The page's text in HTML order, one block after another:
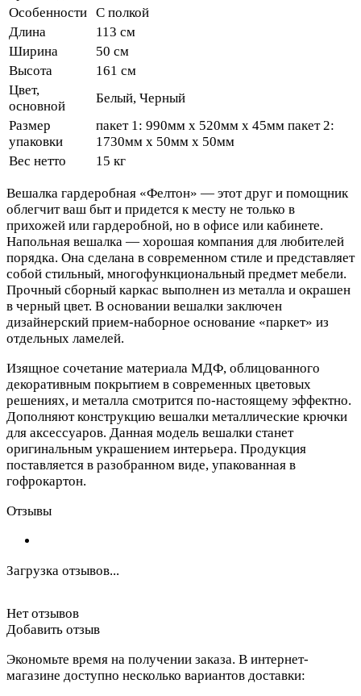
Особенности С полкой
Длина
113 см
Ширина
50 см
Высота
161 см
Цвет,
основной
Белый, Черный
Размер
упаковки
пакет 1: 990мм x 520мм x 45мм пакет 2:
1730мм x 50мм x 50мм
Вес нетто
15 кг
Вешалка гардеробная «Фелтон» — этот друг и помощник
облегчит ваш быт и придется к месту не только в
прихожей или гардеробной, но в офисе или кабинете.
Напольная вешалка — хорошая компания для любителей
порядка. Она сделана в современном стиле и представляет
собой стильный, многофункциональный предмет мебели.
Прочный сборный каркас выполнен из металла и окрашен
в черный цвет. В основании вешалки заключен
дизайнерский прием-наборное основание «паркет» из
отдельных ламелей.
Изящное сочетание материала МДФ, облицованного
декоративным покрытием в современных цветовых
решениях, и металла смотрится по-настоящему эффектно.
Дополняют конструкцию вешалки металлические крючки
для аксессуаров. Данная модель вешалки станет
оригинальным украшением интерьера. Продукция
поставляется в разобранном виде, упакованная в
гофрокартон.
Отзывы
Загрузка отзывов...
Нет отзывов
Добавить отзыв
Экономьте время на получении заказа. В интернет-
магазине доступно несколько вариантов доставки: